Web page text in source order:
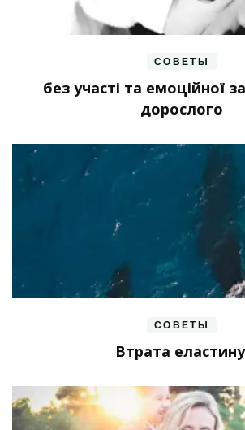
СОВЕТЫ
без участі та емоційної
дорослого
СОВЕТЫ
Втрата